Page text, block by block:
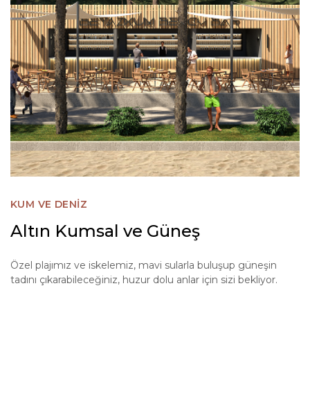
KUM VE DENİZ
Altın Kumsal ve Güneş
Özel plajımız ve iskelemiz, mavi sularla buluşup güneşin
tadını çıkarabileceğiniz, huzur dolu anlar için sizi bekliyor.